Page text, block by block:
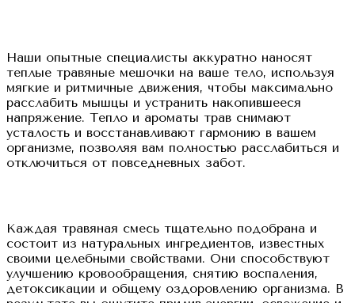
Наши опытные специалисты аккуратно наносят
теплые травяные мешочки на ваше тело, используя
мягкие и ритмичные движения, чтобы максимально
расслабить мышцы и устранить накопившееся
напряжение. Тепло и ароматы трав снимают
усталость и восстанавливают гармонию в вашем
организме, позволяя вам полностью расслабиться и
отключиться от повседневных забот.
Каждая травяная смесь тщательно подобрана и
состоит из натуральных ингредиентов, известных
своими целебными свойствами. Они способствуют
улучшению кровообращения, снятию воспаления,
детоксикации и общему оздоровлению организма. В